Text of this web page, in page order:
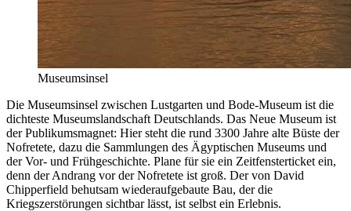
Museumsinsel
Die Museumsinsel zwischen Lustgarten und Bode-Museum ist die
dichteste Museumslandschaft Deutschlands. Das Neue Museum ist
der Publikumsmagnet: Hier steht die rund 3300 Jahre alte Büste der
Nofretete, dazu die Sammlungen des Ägyptischen Museums und
der Vor- und Frühgeschichte. Plane für sie ein Zeitfensterticket ein,
denn der Andrang vor der Nofretete ist groß. Der von David
Chipperfield behutsam wiederaufgebaute Bau, der die
Kriegszerstörungen sichtbar lässt, ist selbst ein Erlebnis.